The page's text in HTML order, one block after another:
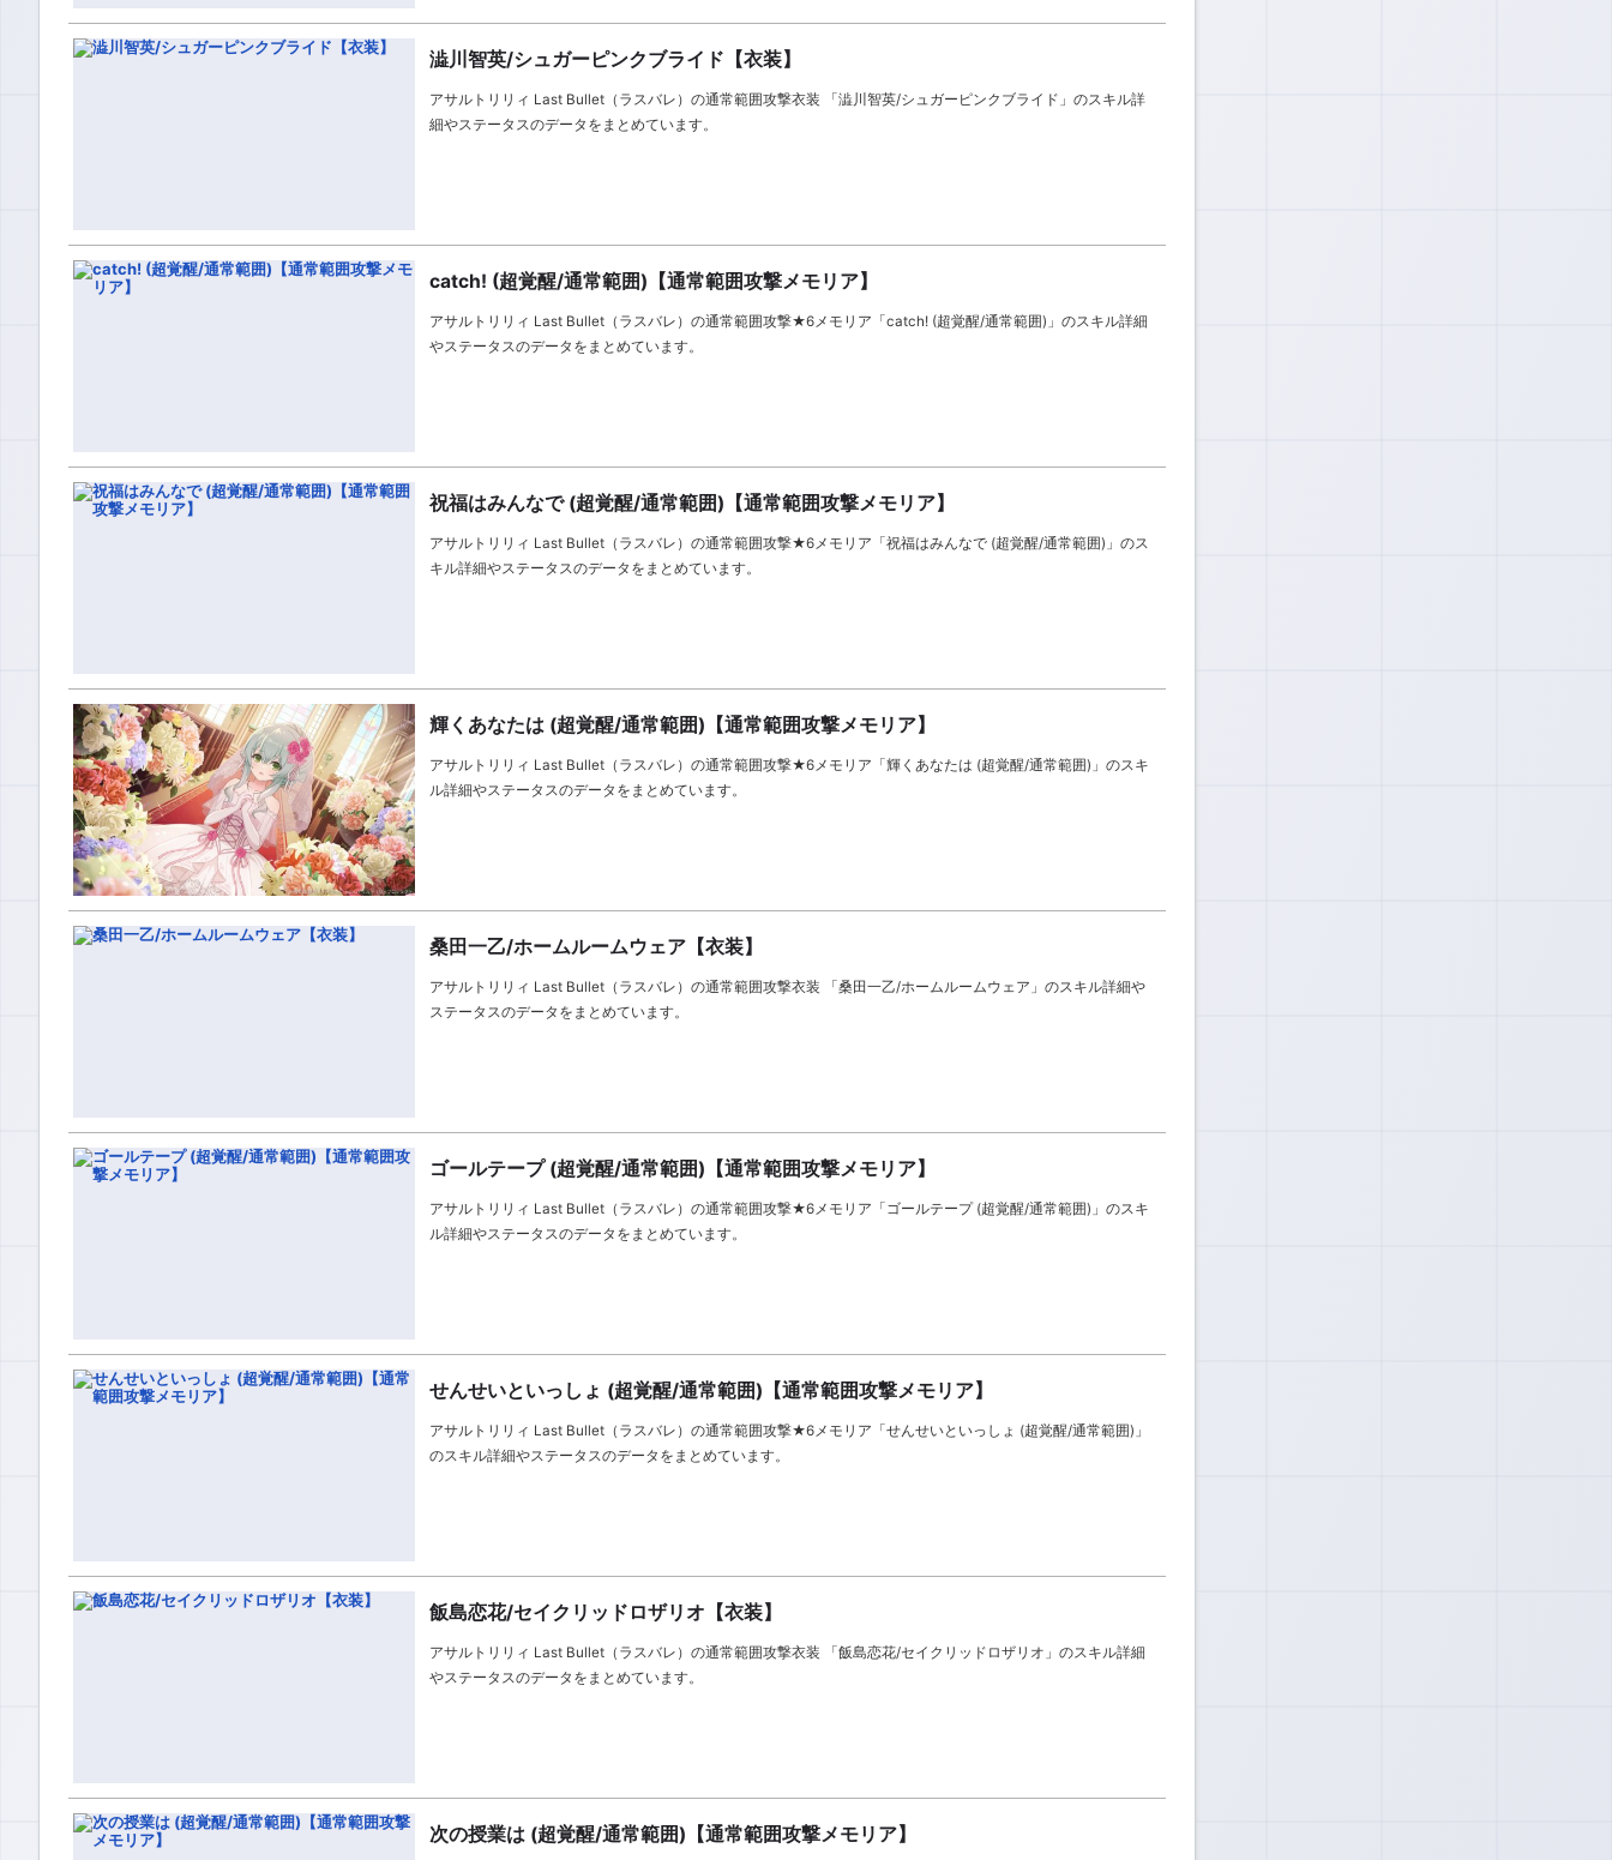
澁川智英/シュガーピンクブライド【衣装】
アサルトリリィ Last Bullet（ラスバレ）の通常範囲攻撃衣装 「澁川智英/シュガーピンクブライド」のスキル詳
細やステータスのデータをまとめています。
catch! (超覚醒/通常範囲)【通常範囲攻撃メモリア】
アサルトリリィ Last Bullet（ラスバレ）の通常範囲攻撃★6メモリア「catch! (超覚醒/通常範囲)」のスキル詳細
やステータスのデータをまとめています。
祝福はみんなで (超覚醒/通常範囲)【通常範囲攻撃メモリア】
アサルトリリィ Last Bullet（ラスバレ）の通常範囲攻撃★6メモリア「祝福はみんなで (超覚醒/通常範囲)」のス
キル詳細やステータスのデータをまとめています。
輝くあなたは (超覚醒/通常範囲)【通常範囲攻撃メモリア】
アサルトリリィ Last Bullet（ラスバレ）の通常範囲攻撃★6メモリア「輝くあなたは (超覚醒/通常範囲)」のスキ
ル詳細やステータスのデータをまとめています。
桑田一乙/ホームルームウェア【衣装】
アサルトリリィ Last Bullet（ラスバレ）の通常範囲攻撃衣装 「桑田一乙/ホームルームウェア」のスキル詳細や
ステータスのデータをまとめています。
ゴールテープ (超覚醒/通常範囲)【通常範囲攻撃メモリア】
アサルトリリィ Last Bullet（ラスバレ）の通常範囲攻撃★6メモリア「ゴールテープ (超覚醒/通常範囲)」のスキ
ル詳細やステータスのデータをまとめています。
せんせいといっしょ (超覚醒/通常範囲)【通常範囲攻撃メモリア】
アサルトリリィ Last Bullet（ラスバレ）の通常範囲攻撃★6メモリア「せんせいといっしょ (超覚醒/通常範囲)」
のスキル詳細やステータスのデータをまとめています。
飯島恋花/セイクリッドロザリオ【衣装】
アサルトリリィ Last Bullet（ラスバレ）の通常範囲攻撃衣装 「飯島恋花/セイクリッドロザリオ」のスキル詳細
やステータスのデータをまとめています。
次の授業は (超覚醒/通常範囲)【通常範囲攻撃メモリア】